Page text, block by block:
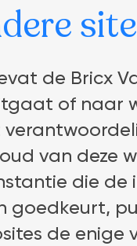
de Bricx
of naar
van deze
die de
goedkeurt,
de enige